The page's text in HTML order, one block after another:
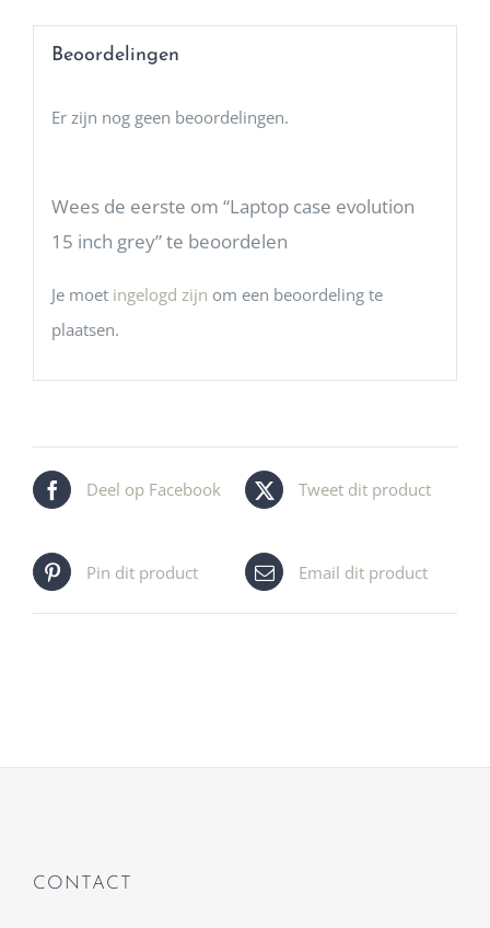
Beoordelingen
Er zijn nog geen beoordelingen.
Wees de eerste om “Laptop case evolution
15 inch grey” te beoordelen
Je moet ingelogd zijn om een beoordeling te
plaatsen.
Deel op Facebook Tweet dit product
Pin dit product Email dit product
CONTACT